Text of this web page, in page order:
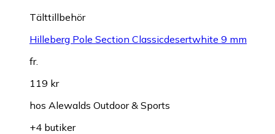
Tälttillbehör
Hilleberg Pole Section Classicdesertwhite 9 mm
fr.
119 kr
hos Alewalds Outdoor & Sports
+4 butiker